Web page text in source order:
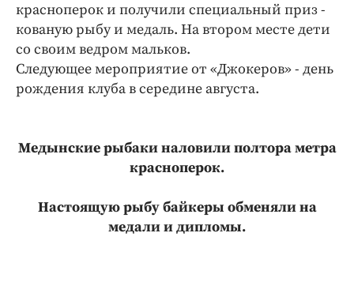
Блоги
Издания
Медиаперсона
Интересное чтиво
Работодатель года
красноперок и получили специальный приз -
кованую рыбу и медаль. На втором месте дети
со своим ведром мальков.
Следующее мероприятие от «Джокеров» - день
рождения клуба в середине августа.
Медынские рыбаки наловили полтора метра
красноперок.
Настоящую рыбу байкеры обменяли на
медали и дипломы.